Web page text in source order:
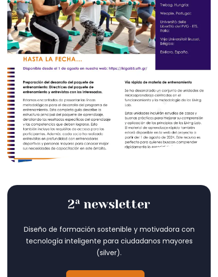
2ª newsletter
Diseño de formación sostenible y motivadora con
tecnología inteligente para ciudadanos mayores
(silver).